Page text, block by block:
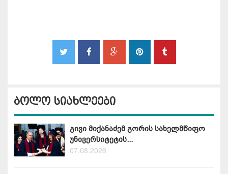
ბოლო სიახლეები
გივი მიქანაძემ გორის სახელმწიფო
უნივერსიტეტის...
07.08.2026